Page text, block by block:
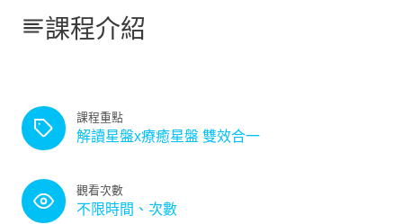
課程介紹
課程重點
解讀星盤x療癒星盤 雙效合一
觀看次數
不限時間、次數